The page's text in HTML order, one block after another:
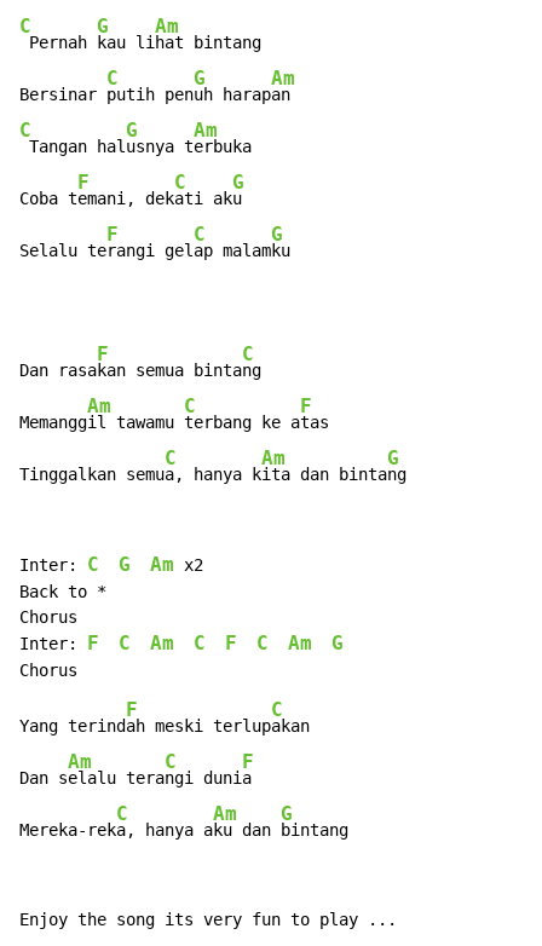
C
Pernah
G
kau li
Am
hat bintang
Bersinar
C
putih pen
G
uh harap
Am
C
Tangan hal
G
usnya t
Am
erbuka
Coba t
F
emani, dek
C
ati ak
G
u
Selalu te
F
rangi gel
C
ap malam
G
ku
Dan rasa
F
kan semua binta
C
ng
Memangg
Am
il tawamu
C
terbang ke a
F
tas
Tinggalkan semu
C
a, hanya k
Am
ita dan binta
G
ng
Inter: C G Am x2
Back to *
Chorus
Inter:
F C Am C F C Am G
Yang terind
F
ah meski terlup
C
akan
Dan s
Am
elalu tera
C
ngi duni
F
a
Mereka-rek
C
a, hanya a
Am
ku dan
G
bintang
Enjoy the song its very fun to play ...